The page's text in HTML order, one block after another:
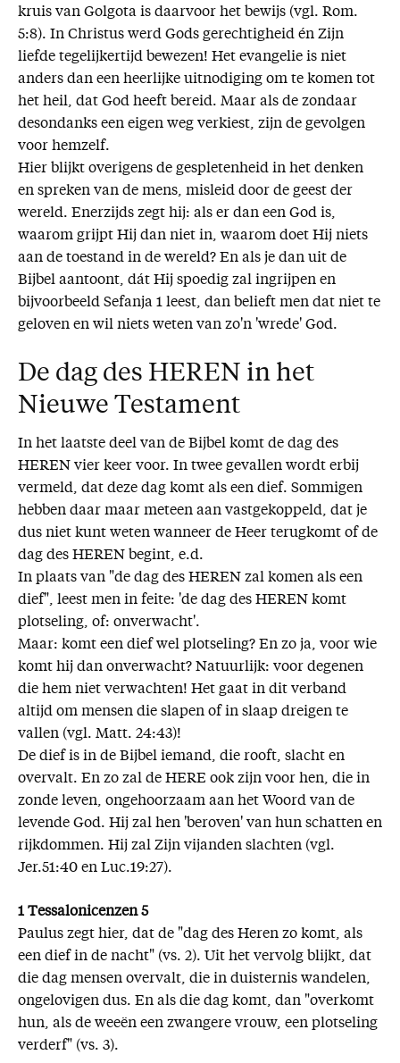
kruis van Golgota is daarvoor het bewijs (vgl. Rom.
5:8). In Christus werd Gods gerechtigheid én Zijn
liefde tegelijkertijd bewezen! Het evangelie is niet
anders dan een heerlijke uitnodiging om te komen tot
het heil, dat God heeft bereid. Maar als de zondaar
desondanks een eigen weg verkiest, zijn de gevolgen
voor hemzelf.
Hier blijkt overigens de gespletenheid in het denken
en spreken van de mens, misleid door de geest der
wereld. Enerzijds zegt hij: als er dan een God is,
waarom grijpt Hij dan niet in, waarom doet Hij niets
aan de toestand in de wereld? En als je dan uit de
Bijbel aantoont, dát Hij spoedig zal ingrijpen en
bijvoorbeeld Sefanja 1 leest, dan belieft men dat niet te
geloven en wil niets weten van zo'n 'wrede' God.
De dag des HEREN in het
Nieuwe Testament
In het laatste deel van de Bijbel komt de dag des
HEREN vier keer voor. In twee gevallen wordt erbij
vermeld, dat deze dag komt als een dief. Sommigen
hebben daar maar meteen aan vastgekoppeld, dat je
dus niet kunt weten wanneer de Heer terugkomt of de
dag des HEREN begint, e.d.
In plaats van "de dag des HEREN zal komen als een
dief", leest men in feite: 'de dag des HEREN komt
plotseling, of: onverwacht'.
Maar: komt een dief wel plotseling? En zo ja, voor wie
komt hij dan onverwacht? Natuurlijk: voor degenen
die hem niet verwachten! Het gaat in dit verband
altijd om mensen die slapen of in slaap dreigen te
vallen (vgl. Matt. 24:43)!
De dief is in de Bijbel iemand, die rooft, slacht en
overvalt. En zo zal de HERE ook zijn voor hen, die in
zonde leven, ongehoorzaam aan het Woord van de
levende God. Hij zal hen 'beroven' van hun schatten en
rijkdommen. Hij zal Zijn vijanden slachten (vgl.
Jer.51:40 en Luc.19:27).
1 Tessalonicenzen 5
Paulus zegt hier, dat de "dag des Heren zo komt, als
een dief in de nacht" (vs. 2). Uit het vervolg blijkt, dat
die dag mensen overvalt, die in duisternis wandelen,
ongelovigen dus. En als die dag komt, dan "overkomt
hun, als de weeën een zwangere vrouw, een plotseling
verderf" (vs. 3).